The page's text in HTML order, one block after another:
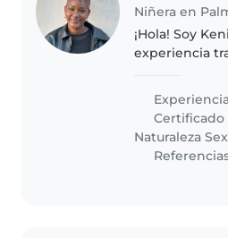
Niñera en
¡Hola! Soy
experiencia
apoyando a
edades. Me
entornos
Naturaleza